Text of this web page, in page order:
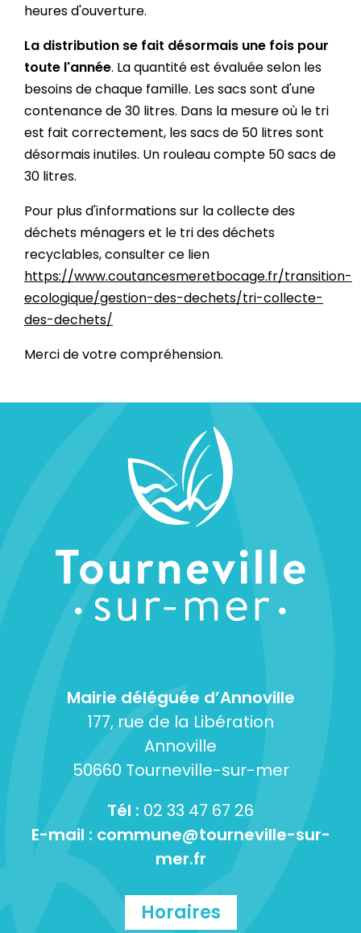
heures d'ouverture.
La distribution se fait désormais une fois pour
toute l'année. La quantité est évaluée selon les
besoins de chaque famille. Les sacs sont d'une
contenance de 30 litres. Dans la mesure où le tri
est fait correctement, les sacs de 50 litres sont
désormais inutiles. Un rouleau compte 50 sacs de
30 litres.
Pour plus d'informations sur la collecte des
déchets ménagers et le tri des déchets
recyclables, consulter ce lien
https://www.coutancesmeretbocage.fr/transition-
ecologique/gestion-des-dechets/tri-collecte-
des-dechets/
Merci de votre compréhension.
Mairie déléguée d’Annoville
177, rue de la Libération
Annoville
50660 Tourneville-sur-mer
Tél : 02 33 47 67 26
E-mail : commune@tourneville-sur-
mer.fr
Horaires